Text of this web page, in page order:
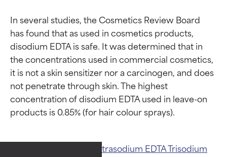
In several studies, the Cosmetics Review Board
has found that as used in cosmetics products,
disodium EDTA is safe. It was determined that in
the concentrations used in commercial cosmetics,
it is not a skin sensitizer nor a carcinogen, and does
not penetrate through skin. The highest
concentration of disodium EDTA used in leave-on
Tetrasodium EDTATrisodium
ingredientes
ingredientes